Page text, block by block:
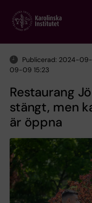
main
Publicerad: 2024-
09-09 15:23
Restaurang
stängt, men
är öppna